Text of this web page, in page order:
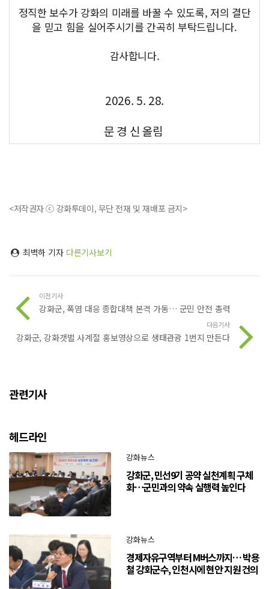
정직한 보수가 강화의 미래를 바꿀 수 있도록, 저의 결단
을 믿고 힘을 실어주시기를 간곡히 부탁드립니다.
감사합니다.
2026. 5. 28.
문 경 신 올림
<저작권자 ⓒ 강화투데이, 무단 전재 및 재배포 금지>
최벽하 기자 다른기사보기
이전기사
강화군, 폭염 대응 종합대책 본격 가동… 군민 안전 총력
다음기사
강화군, 강화갯벌 사계절 홍보영상으로 생태관광 1번지 만든다
관련기사
헤드라인
강화뉴스
강화군, 민선9기 공약 실천계획 구체
화…군민과의 약속 실행력 높인다
강화뉴스
경제자유구역부터 M버스까지… 박용
철 강화군수, 인천시에 현안 지원 건의